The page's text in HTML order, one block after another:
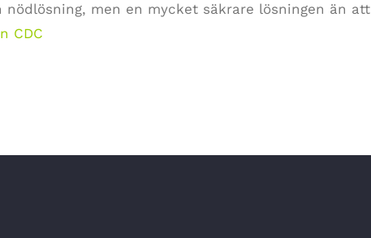
men en mycket säkrare lösningen än att
CDC